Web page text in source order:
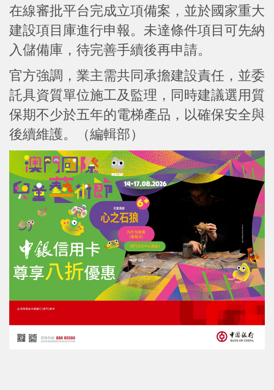
在線審批平台完成立項備案，並於國家重大
建設項目庫進行申報。未達條件項目可先納
入儲備庫，待完善手續後再申請。
官方強調，業主需共同承擔建設責任，並委
託具資質單位施工及監理，同時建議選用質
保期不少於五年的電梯產品，以確保安全與
後續維護。（編輯部）